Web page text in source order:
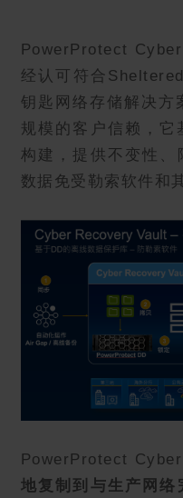
PowerProtect
经认可符合
钥匙网络存储解决方
规模的客户信赖，
构建，提供不变性、
数据免受勒索软件和
PowerProtect
地复制到与生产网络